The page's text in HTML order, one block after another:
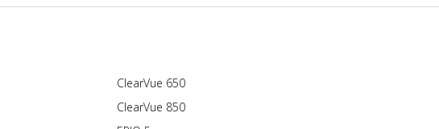
ClearVue 650
ClearVue 850